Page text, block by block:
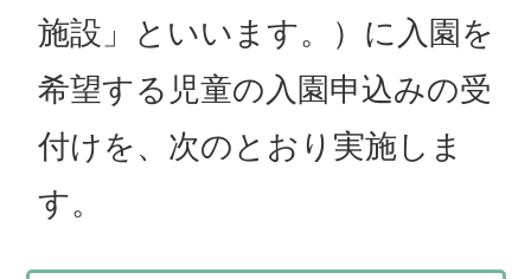
施設」といいます。）に入園を
希望する児童の入園申込みの受
付けを、次のとおり実施しま
す。